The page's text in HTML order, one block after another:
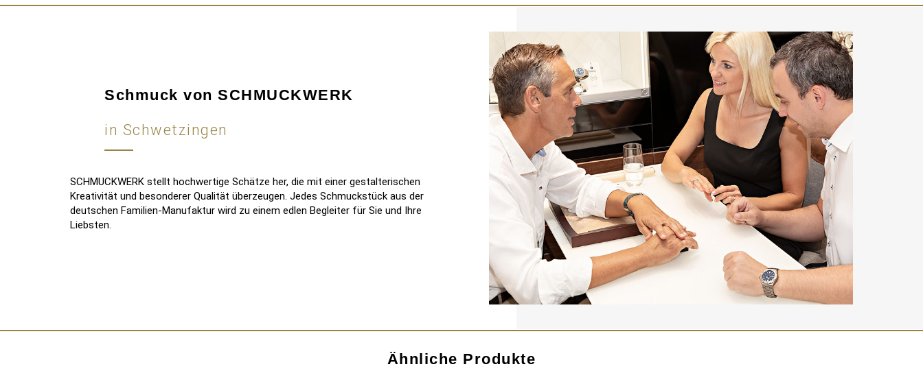
Schmuck von SCHMUCKWERK
in Schwetzingen
SCHMUCKWERK stellt hochwertige Schätze her, die mit einer gestalterischen
Kreativität und besonderer Qualität überzeugen. Jedes Schmuckstück aus der
deutschen Familien-Manufaktur wird zu einem edlen Begleiter für Sie und Ihre
Liebsten.
Ähnliche Produkte